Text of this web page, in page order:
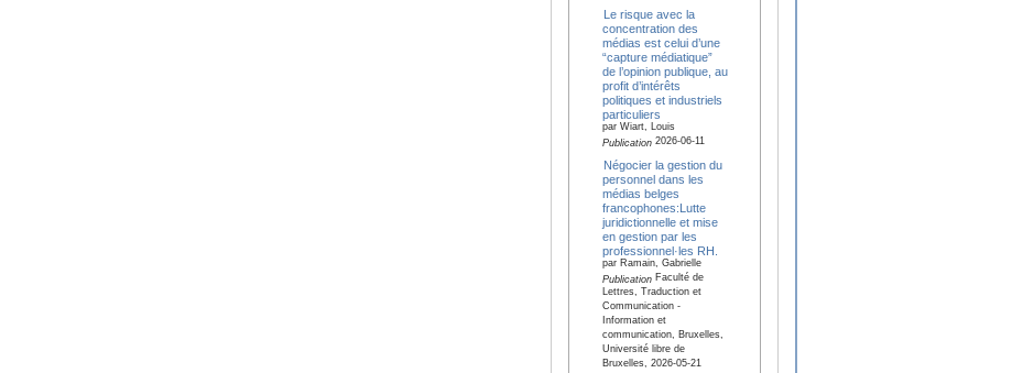
Le risque avec la
concentration des
médias est celui d’une
“capture médiatique”
de l’opinion publique, au
profit d’intérêts
politiques et industriels
particuliers
par Wiart, Louis
Publication2026-06-11
Négocier la gestion du
personnel dans les
médias belges
francophones:Lutte
juridictionnelle et mise
en gestion par les
professionnel·les RH.
par Ramain, Gabrielle
PublicationFaculté de
Lettres, Traduction et
Communication -
Information et
communication, Bruxelles,
Université libre de
Bruxelles, 2026-05-21